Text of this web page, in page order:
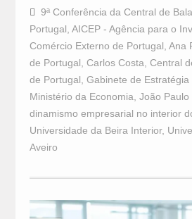
9ª Conferência da Central de
Portugal AICEP - Agência para o
Comércio Externo de Portugal Ana
de Portugal Carlos Costa Central
de Portugal Gabinete de Estratégia
Ministério da Economia João Paulo
dinamismo empresarial no interior
Universidade da Beira Interior,
Aveiro